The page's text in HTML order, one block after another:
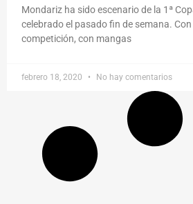
Mondariz ha sido escenario de la 1ª
celebrado el pasado fin de semana.
competición, con mangas
febrero 18, 2020 No hay comentarios